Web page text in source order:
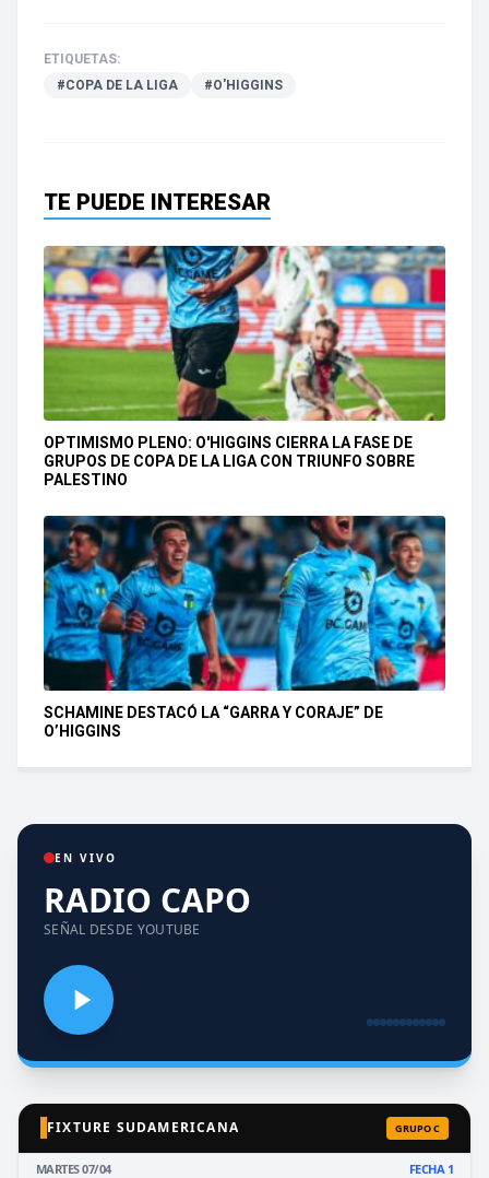
ETIQUETAS:
#COPA DE LA LIGA
#O'HIGGINS
TE PUEDE INTERESAR
OPTIMISMO PLENO: O'HIGGINS CIERRA LA FASE DE
GRUPOS DE COPA DE LA LIGA CON TRIUNFO SOBRE
PALESTINO
SCHAMINE DESTACÓ LA “GARRA Y CORAJE” DE
O’HIGGINS
EN VIVO
RADIO CAPO
SEÑAL DESDE YOUTUBE
FIXTURE SUDAMERICANA GRUPO C
MARTES 07/04 FECHA 1